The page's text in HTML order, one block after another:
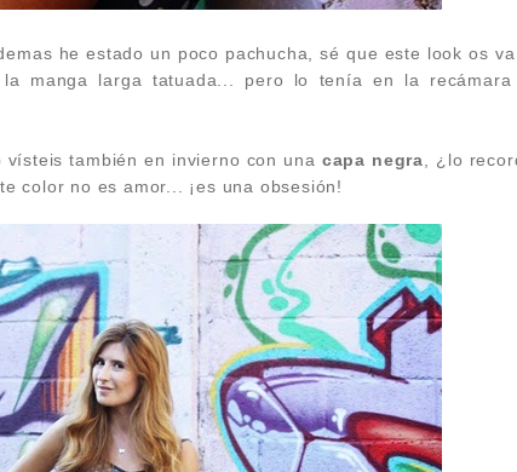
he estado un poco pachucha, sé que este look os
manga larga tatuada... pero lo tenía en la
vísteis también en invierno con una capa negra , ¿lo
color no es amor... ¡es una obsesión!